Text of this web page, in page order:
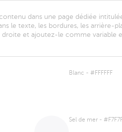
dans une page dédiée
le texte, les bordures, les arrière-
droite et ajoutez-le comme
Blanc - #FFFFFF
Sel de mer -